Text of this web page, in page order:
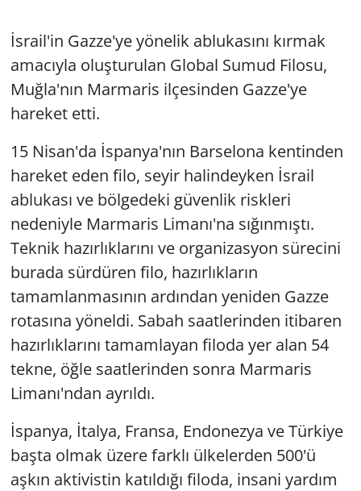
İsrail'in Gazze'ye yönelik ablukasını kırmak
amacıyla oluşturulan Global Sumud Filosu,
Muğla'nın Marmaris ilçesinden Gazze'ye
hareket etti.
15 Nisan'da İspanya'nın Barselona kentinden
hareket eden filo, seyir halindeyken İsrail
ablukası ve bölgedeki güvenlik riskleri
nedeniyle Marmaris Limanı'na sığınmıştı.
Teknik hazırlıklarını ve organizasyon sürecini
burada sürdüren filo, hazırlıkların
tamamlanmasının ardından yeniden Gazze
rotasına yöneldi. Sabah saatlerinden itibaren
hazırlıklarını tamamlayan filoda yer alan 54
tekne, öğle saatlerinden sonra Marmaris
Limanı'ndan ayrıldı.
İspanya, İtalya, Fransa, Endonezya ve Türkiye
başta olmak üzere farklı ülkelerden 500'ü
aşkın aktivistin katıldığı filoda, insani yardım